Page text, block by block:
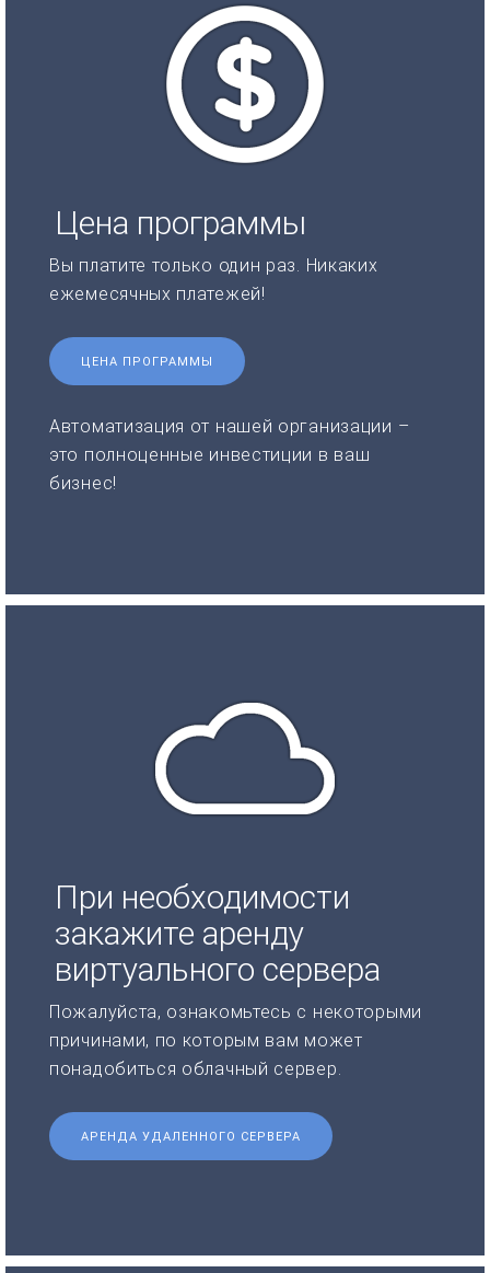
Цена программы
Вы платите только один раз. Никаких
ежемесячных платежей!
ЦЕНА ПРОГРАММЫ
Автоматизация от нашей организации –
это полноценные инвестиции в ваш
бизнес!
При необходимости
закажите аренду
виртуального сервера
Пожалуйста, ознакомьтесь с некоторыми
причинами, по которым вам может
понадобиться облачный сервер.
АРЕНДА УДАЛЕННОГО СЕРВЕРА